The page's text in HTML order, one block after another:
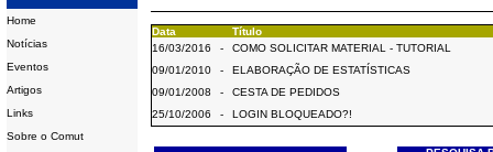
Home
Notícias
Eventos
Artigos
Links
Sobre o Comut
Data
Título
16/03/2016
-
COMO SOLICITAR MATERIAL - TUTORIAL
09/01/2010
-
ELABORAÇÃO DE ESTATÍSTICAS
09/01/2008
-
CESTA DE PEDIDOS
25/10/2006
- LOGIN BLOQUEADO?!